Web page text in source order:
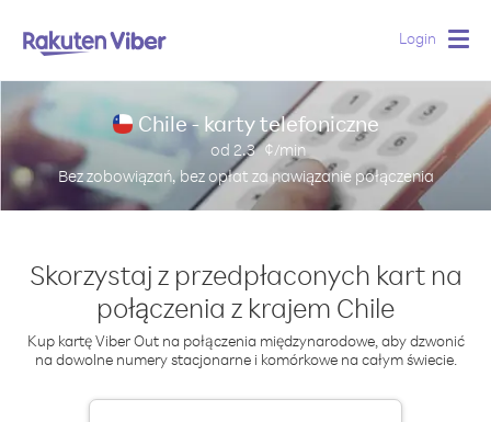
Login
Chile - karty telefoniczne
od 2.3 ¢/min
Bez zobowiązań, bez opłat za nawiązanie połączenia
Skorzystaj z przedpłaconych kart na
połączenia z krajem Chile
Kup kartę Viber Out na połączenia międzynarodowe, aby dzwonić
na dowolne numery stacjonarne i komórkowe na całym świecie.